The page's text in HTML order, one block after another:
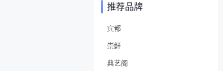
推荐品牌
宾都
崇鲜
典艺阁